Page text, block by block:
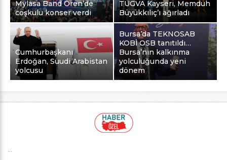
Mylasa Band Ören’de
coşkulu konser verdi
TÜGVA Kayseri, Memduh
Büyükkılıç’ı ağırladı
Cumhurbaşkanı
Erdoğan, Suudi Arabistan
yolcusu
Bursa’da TEKNOSAB
KOBİ OSB tanıtıldı…
Bursa’nın kalkınma
yolculuğunda yeni
dönem
...